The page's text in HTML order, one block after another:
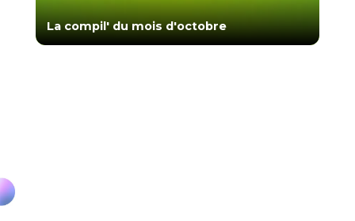
La compil' du mois d'octobre